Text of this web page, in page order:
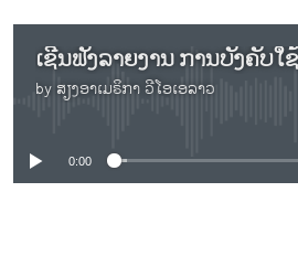
by ສຽງອາເມຣິກາ ວີໂອເອລາວ
No media source
0:00